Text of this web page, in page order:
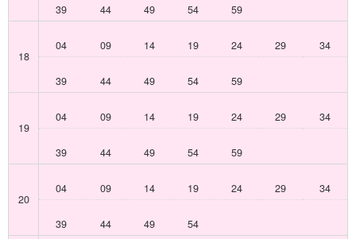
39 44 49 54 59
18
04 09 14 19 24 29 34
39 44 49 54 59
19
04 09 14 19 24 29 34
39 44 49 54 59
20
04 09 14 19 24 29 34
39 44 49
54